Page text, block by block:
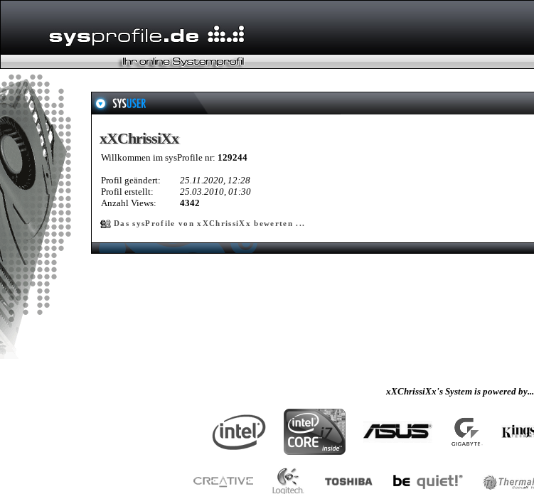
xXChrissiXx
xXChrissiXx
Willkommen im sysProfile nr: 129244
Profil geändert:
25.11.2020, 12:28
Profil erstellt:
25.03.2010, 01:30
Anzahl Views:
4342
Das sysProfile von xXChrissiXx bewerten ...
xXChrissiXx's System is powered by...